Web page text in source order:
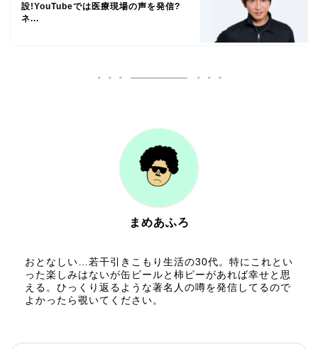
設!YouTubeでは医療現場の声を発信?
ネ...
まめあふろ
おとなしい…若干引きこもり生活の30代。特にこれとい
った楽しみはないが缶ビールと柿ピーがあれば幸せと思
える。ひっくり返るような著名人の噂を発信してるので
よかったら覗いてください。